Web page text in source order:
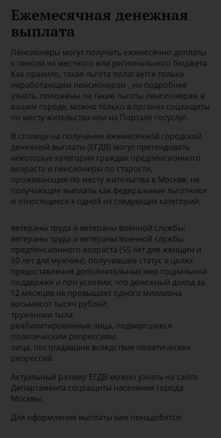
Ежемесячная денежная
выплата
Пенсионеры могут получать ежемесячно доплаты
к пенсии из местного или регионального бюджета.
Как правило, такая льгота полагается только
неработающим пенсионерам , но подробнее
узнать, положены ли такие льготы пенсионерам в
вашем городе, можно только в органах соцзащиты
по месту жительства или на Портале госуслуг.
В столице на получение ежемесячной городской
денежной выплаты (ЕГДВ) могут претендовать
некоторые категории граждан предпенсионного
возраста и пенсионеры по старости,
проживающие по месту жительства в Москве, не
получающие выплаты как федеральные льготники
и относящиеся к одной из следующих категорий:
ветераны труда и ветераны военной службы;
ветераны труда и ветераны военной службы
предпенсионного возраста (55 лет для женщин и
60 лет для мужчин), получившие статус в целях
предоставления дополнительных мер социальной
поддержки и при условии, что денежный доход за
12 месяцев не превышает одного миллиона
восьмисот тысяч рублей;
труженики тыла;
реабилитированные лица, подвергшиеся
политическим репрессиям;
лица, пострадавшие вследствие политических
репрессий.
Актуальный размер ЕГДВ можно узнать на сайте
Департамента соцзащиты населения города
Москвы.
Для оформления выплаты вам понадобятся: